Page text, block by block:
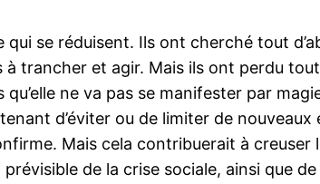
se réduisent. Ils ont cherché tout
trancher et agir. Mais ils ont perdu
ne va pas se manifester par
d’éviter ou de limiter de
Mais cela contribuerait à creuser
de la crise sociale, ainsi que